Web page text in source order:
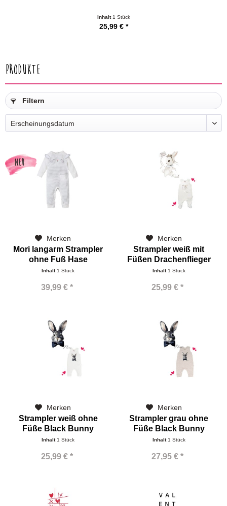
Inhalt 1 Stück
25,99 € *
Produkte
Filtern
NEU
Merken
Mori langarm Strampler
ohne Fuß Hase
Inhalt 1 Stück
39,99 € *
Merken
Strampler weiß mit
Füßen Drachenflieger
Bunny
Inhalt 1 Stück
25,99 € *
Merken
Strampler weiß ohne
Füße Black Bunny
Inhalt 1 Stück
25,99 € *
Merken
Strampler grau ohne
Füße Black Bunny
Inhalt 1 Stück
27,95 € *